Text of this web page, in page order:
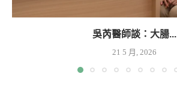
吳芮醫師談：大腸...
21 5 月, 2026